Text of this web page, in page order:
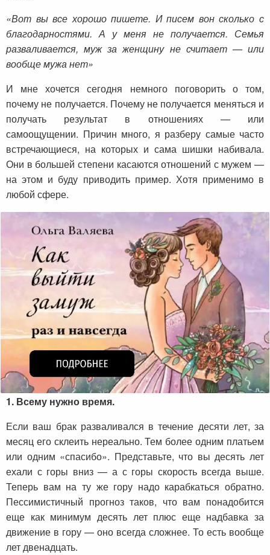
«Вот вы все хорошо пишете. И писем вон сколько с
благодарностями. А у меня не получается. Семья
разваливается, муж за женщину не считает — или
вообще мужа нет»
И мне хочется сегодня немного поговорить о том,
почему не получается. Почему не получается меняться и
получать результат в отношениях — или
самоощущении. Причин много, я разберу самые часто
встречающиеся, на которых и сама шишки набивала.
Они в большей степени касаются отношений с мужем —
на этом и буду приводить пример. Хотя применимо в
любой сфере.
1. Всему нужно время.
Если ваш брак разваливался в течение десяти лет, за
месяц его склеить нереально. Тем более одним платьем
или одним «спасибо». Представьте, что вы десять лет
ехали с горы вниз — а с горы скорость всегда выше.
Теперь вам на ту же гору надо карабкаться обратно.
Пессимистичный прогноз таков, что вам понадобится
еще как минимум десять лет плюс еще надбавка за
движение в гору — оно всегда сложнее. То есть вообще
лет двенадцать.